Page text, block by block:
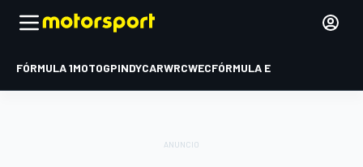
FÓRMULA 1MOTOGPINDYCARWRCWECFÓRMULA E